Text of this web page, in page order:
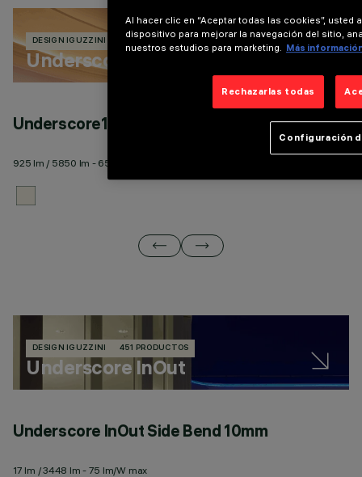
DESIGN IGUZZINI 246 PRODUCTOS
Underscore
Underscore18 Empotrable Minimal
925 lm / 5850 lm - 65 lm/W max
DESIGN IGUZZINI 451 PRODUCTOS
Underscore InOut
Underscore InOut Side Bend 10mm
17 lm / 3448 lm - 75 lm/W max
Al hacer clic en “Aceptar todas las cookies”, usted
dispositivo para mejorar la navegación del sitio,
nuestros estudios para marketing. Más
Rechazarlas todas
Configuración